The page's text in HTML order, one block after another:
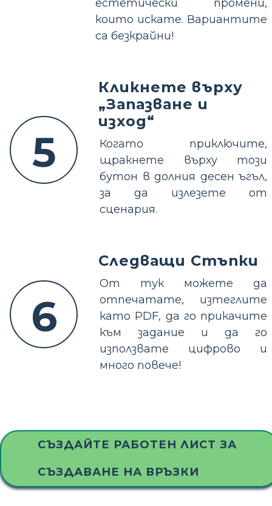
естетически промени,
които искате. Вариантите
са безкрайни!
5
Кликнете върху
„Запазване и
изход“
Когато приключите,
щракнете върху този
бутон в долния десен ъгъл,
за да излезете от
сценария.
6
Следващи Стъпки
От тук можете да
отпечатате, изтеглите
като PDF, да го прикачите
към задание и да го
използвате цифрово и
много повече!
СЪЗДАЙТЕ РАБОТЕН ЛИСТ ЗА
СЪЗДАВАНЕ НА ВРЪЗКИ